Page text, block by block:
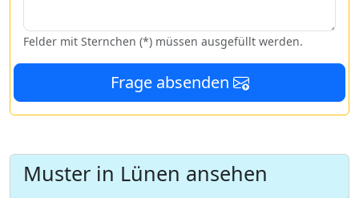
Felder mit Sternchen (*) müssen ausgefüllt werden.
Frage absenden
Muster in Lünen ansehen